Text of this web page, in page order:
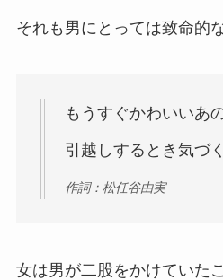
それも男にとっては致命的
もうすぐかわいいあ
引越しするとき気づ
作詞：松任谷由実
女は男が二股をかけていた